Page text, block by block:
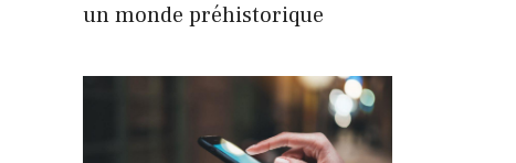
un monde préhistorique